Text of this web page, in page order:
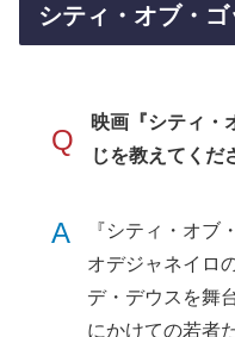
シティ・オブ・
Q
映画『シティ・
じを教えてくだ
A
『シティ・オブ
オデジャネイロ
デ・デウスを舞
にかけての若者